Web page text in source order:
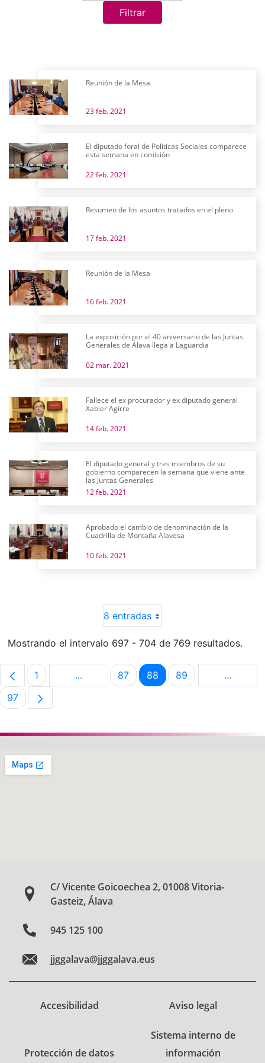
Filtrar
Reunión de la Mesa
23 feb. 2021
El diputado foral de Políticas Sociales comparece
esta semana en comisión
22 feb. 2021
Resumen de los asuntos tratados en el pleno
17 feb. 2021
Reunión de la Mesa
16 feb. 2021
La exposición por el 40 aniversario de las Juntas
Generales de Álava llega a Laguardia
02 mar. 2021
Fallece el ex procurador y ex diputado general
Xabier Agirre
14 feb. 2021
El diputado general y tres miembros de su
gobierno comparecen la semana que viene ante
las Juntas Generales
12 feb. 2021
Aprobado el cambio de denominación de la
Cuadrilla de Montaña Alavesa
10 feb. 2021
8 entradas
Mostrando el intervalo 697 - 704 de 769 resultados.
Página
1 ...Páginas intermedias Use TAB para
Página
87 Página
88 Página
89 ...
Página
97
C/ Vicente Goicoechea 2, 01008 Vitoria-
Gasteiz, Álava
945 125 100
jjggalava@jjggalava.eus
Accesibilidad Aviso legal
Protección de datos
Sistema interno de
información